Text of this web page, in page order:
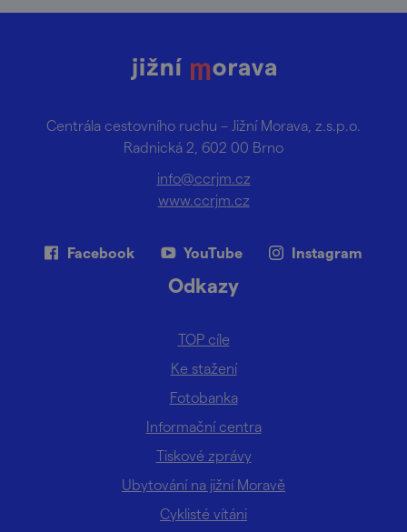
Centrála cestovního ruchu – Jižní Morava, z.s.p.o.
Radnická 2, 602 00 Brno
info@ccrjm.cz
www.ccrjm.cz
Facebook YouTube Instagram
Odkazy
TOP cíle
Ke stažení
Fotobanka
Informační centra
Tiskové zprávy
Ubytování na jižní Moravě
Cyklisté vítáni